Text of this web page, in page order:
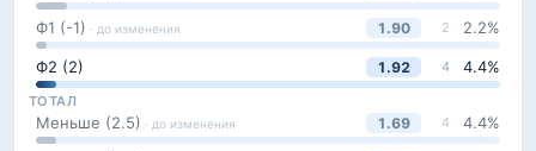
Ф1 (-1) · до изменения 1.90 2 2.2%
Ф2 (2) 1.92 4 4.4%
ТОТАЛ
Меньше (2.5) · до изменения 1.69 4 4.4%